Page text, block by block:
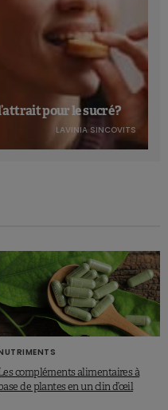
pour le sucré ?
LAVINIA SINCOVITS
compléments alimentaires à
de plantes en un clin d’œil